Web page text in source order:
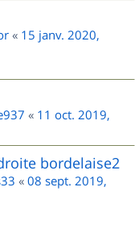
« 15 janv. 2020,
« 11 oct. 2019,
bordelaise2
« 08 sept. 2019,